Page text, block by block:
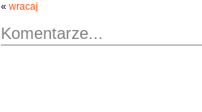
« wracaj
Komentarze...